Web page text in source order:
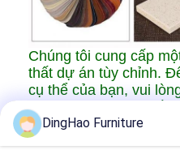
Chúng tôi cung cấp
thất dự án tùy chỉnh.
cụ thể của bạn, vui
Chúng tôi mong muốn
DingHao Furniture